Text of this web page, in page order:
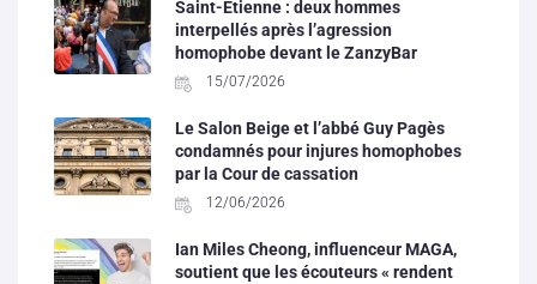
Saint-Étienne : deux hommes
interpellés après l’agression
homophobe devant le ZanzyBar
15/07/2026
Le Salon Beige et l’abbé Guy Pagès
condamnés pour injures homophobes
par la Cour de cassation
12/06/2026
Ian Miles Cheong, influenceur MAGA,
soutient que les écouteurs « rendent